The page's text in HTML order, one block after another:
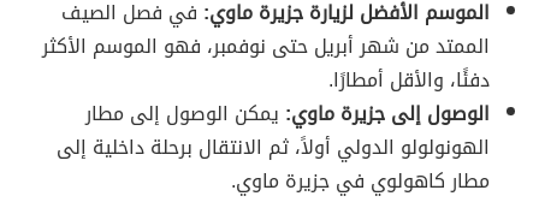
الموسم الأفضل لزيارة جزيرة ماوي: في فصل الصيف
الممتد من شهر أبريل حتى نوفمبر، فهو الموسم الأكثر
دفئًا، والأقل أمطارًا.
الوصول إلى جزيرة ماوي: يمكن الوصول إلى مطار
الهونولولو الدولي أولاً، ثم الانتقال برحلة داخلية إلى
مطار كاهولوي في جزيرة ماوي.